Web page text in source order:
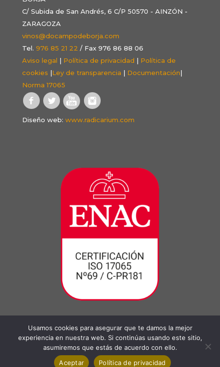
C/ Subida de San Andrés, 6 C/P 50570 - AINZÓN -
ZARAGOZA
vinos@docampodeborja.com
Tel. 976 85 21 22 / Fax 976 86 88 06
Aviso legal | Política de privacidad | Política de
cookies |Ley de transparencia | Documentación|
Norma 17065
Diseño web: www.radicarium.com
Usamos cookies para asegurar que te damos la mejor
experiencia en nuestra web. Si continúas usando este sitio,
asumiremos que estás de acuerdo con ello.
Aceptar
Política de privacidad